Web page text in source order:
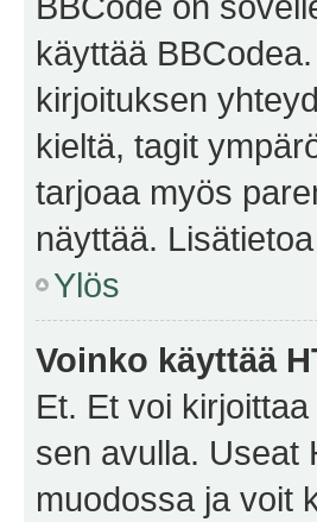
käyttää
kirjoituksen
kieltä, tagit
tarjoaa myös
näyttää.
Ylös
Voinko käyttää
Et. Et voi
sen avulla. Useat
muodossa ja voit